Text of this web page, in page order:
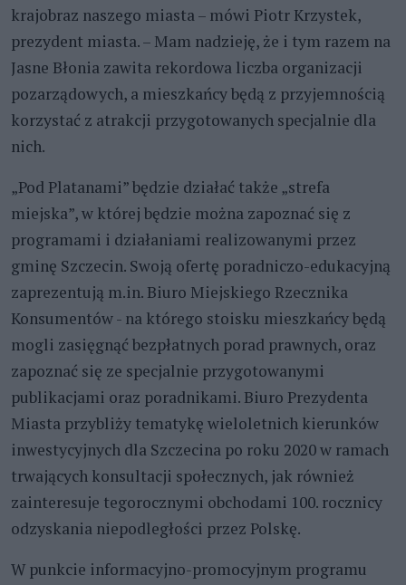
krajobraz naszego miasta – mówi Piotr Krzystek,
prezydent miasta. – Mam nadzieję, że i tym razem na
Jasne Błonia zawita rekordowa liczba organizacji
pozarządowych, a mieszkańcy będą z przyjemnością
korzystać z atrakcji przygotowanych specjalnie dla
nich.
„Pod Platanami” będzie działać także „strefa
miejska”, w której będzie można zapoznać się z
programami i działaniami realizowanymi przez
gminę Szczecin. Swoją ofertę poradniczo-edukacyjną
zaprezentują m.in. Biuro Miejskiego Rzecznika
Konsumentów - na którego stoisku mieszkańcy będą
mogli zasięgnąć bezpłatnych porad prawnych, oraz
zapoznać się ze specjalnie przygotowanymi
publikacjami oraz poradnikami. Biuro Prezydenta
Miasta przybliży tematykę wieloletnich kierunków
inwestycyjnych dla Szczecina po roku 2020 w ramach
trwających konsultacji społecznych, jak również
zainteresuje tegorocznymi obchodami 100. rocznicy
odzyskania niepodległości przez Polskę.
W punkcie informacyjno-promocyjnym programu